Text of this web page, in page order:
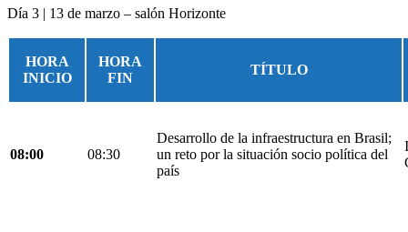
Día 3 | 13 de marzo – salón Horizonte
HORA
INICIO
HORA
FIN
TÍTULO
08:00 08:30
Desarrollo de la infraestructura en Brasil;
un reto por la situación socio política del
país